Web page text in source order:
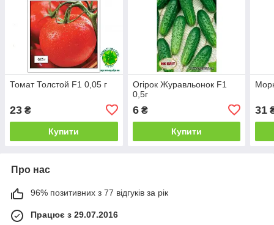
Томат Толстой F1 0,05 г
23 ₴
Купити
Огірок Журавльонок F1
0,5г
6₴
Купити
31
Про нас
96% позитивних з 77 відгуків за рік
Працює з 29.07.2016